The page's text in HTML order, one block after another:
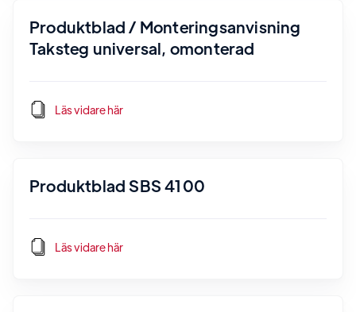
Produktblad / Monteringsanvisning
Taksteg universal, omonterad
Läs vidare här
Produktblad SBS 4100
Läs vidare här